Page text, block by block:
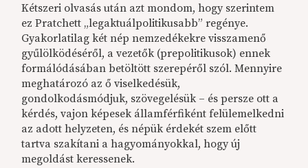
Kétszeri olvasás után azt mondom, hogy szerintem
ez Pratchett „legaktuálpolitikusabb” regénye.
Gyakorlatilag két nép nemzedékekre visszamenő
gyűlölködéséről, a vezetők (prepolitikusok) ennek
formálódásában betöltött szerepéről szól. Mennyire
meghatározó az ő viselkedésük,
gondolkodásmódjuk, szövegelésük – és persze ott a
kérdés, vajon képesek államférfiként felülemelkedni
az adott helyzeten, és népük érdekét szem előtt
tartva szakítani a hagyományokkal, hogy új
megoldást keressenek.